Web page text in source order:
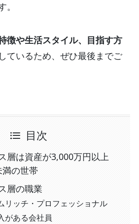
徴や生活スタイル、目指す方
ているため、ぜひ最後までご
目次
層は資産が3,000万円以上
の世帯
層の職業
リッチ・プロフェッショナル
がある会社員